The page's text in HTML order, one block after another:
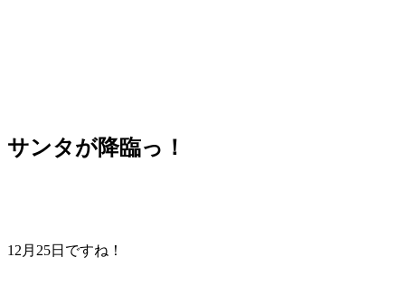
サンタが降臨っ！
12月25日ですね！